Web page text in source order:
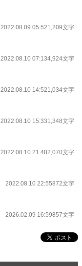
2022.08.09 05:521,209文字
2022.08.10 07:134,924文字
2022.08.10 14:521,034文字
2022.08.10 15:331,348文字
2022.08.10 21:482,070文字
2022.08.10 22:55872文字
2026.02.09 16:59857文字